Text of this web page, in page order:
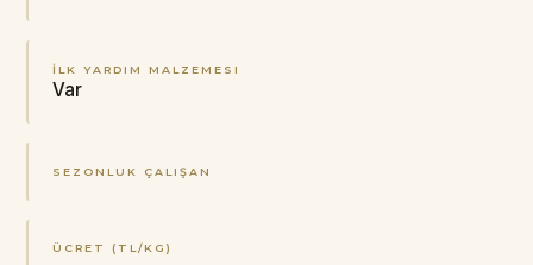
İLK YARDIM MALZEMESI
Var
SEZONLUK ÇALIŞAN
ÜCRET (TL/KG)